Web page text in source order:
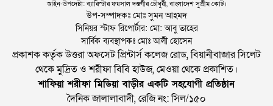
আইন-উপদেষ্টা: ব্যারিস্টার ফয়সাল দস্তগীর চৌধুরী, বাংলাদেশ সুপ্রীম কোর্ট।
উপ-সম্পাদকঃ মোঃ সুমন আহমদ
সিনিয়র স্টাফ রিপোর্টার: মো: আবু তাহের
সার্বিক ব্যবস্থাপকঃ মোঃ আলী হোসেন
প্রকাশক কর্তৃক উত্তরা অফসেট প্রিন্টার্স কলেজ রোড, বিয়ানীবাজার সিলেট
থেকে মুদ্রিত ও শরীফা বিবি হাউজ, মেওয়া থেকে প্রকাশিত।
শাফিয়া শরীফা মিডিয়া বাড়ীর একটি সহযোগী প্রতিষ্ঠান
দৈনিক জালালাবাদী, রেজি নং: সিল/১৫০